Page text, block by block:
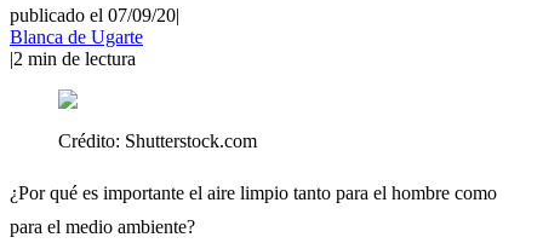
publicado el 07/09/20|
Blanca de Ugarte
|2 min de lectura
Crédito: Shutterstock.com
¿Por qué es importante el aire limpio tanto para el hombre como
para el medio ambiente?